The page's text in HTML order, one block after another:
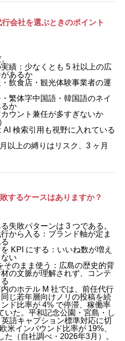
会社を選ぶときのポイント
績：少なくとも 5 社以上の広
あるか
飲食店・観光体験事業者の運
繁体字中国語・韓国語のネイ
か
ウント兼任が多すぎないか
AI 検索引用も視野に入れている
以上の縛りはリスク、3 ヶ月
するケースはありますか？
失敗パターンは 3 つである。
から入る：ブランド軸が定ま
KPI にする：いいね数が増え
い
そのまま使う：広島の歴史的背
の文脈が理解されず、コンテ
のホテル M 社では、前任代行
同じ若年層向けノリの投稿を続
ド比率が 4% で停滞、稼働率
いた。平和記念公園・宮島・し
語キャプション標準対応に切
米インバウンド比率が 19%、
（自社調べ・2026年3月）。